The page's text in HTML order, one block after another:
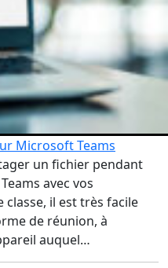
Microsoft Teams
un fichier pendant
avec vos
classe, il est très facile
de réunion, à
auquel…